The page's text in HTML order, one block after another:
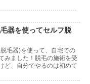
器を使ってセルフ脱
毛器)を使って、自宅での
みました！脱毛の施術を受
ど、自分でやるのは初めて